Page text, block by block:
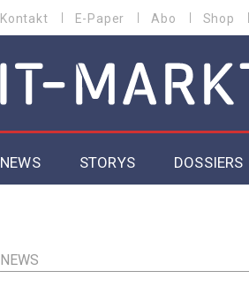
Kontakt E-Paper Abo Shop
MAIN NAVIGATION
NEWS STORYS DOSSIERS
NEWS